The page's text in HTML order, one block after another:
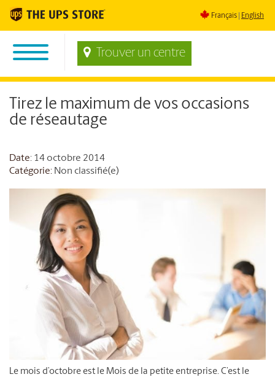
Français English
Trouver un centre
Tirez le maximum de vos occasions
de réseautage
Date: 14 octobre 2014
Catégorie: Non classifié(e)
Le mois d’octobre est le Mois de la petite entreprise. C’est le